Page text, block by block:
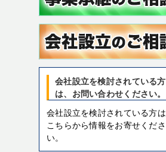
会社設立を検討されている方
は、お問い合わせください。
会社設立を検討されている方は
こちらから情報をお寄せくださ
い。